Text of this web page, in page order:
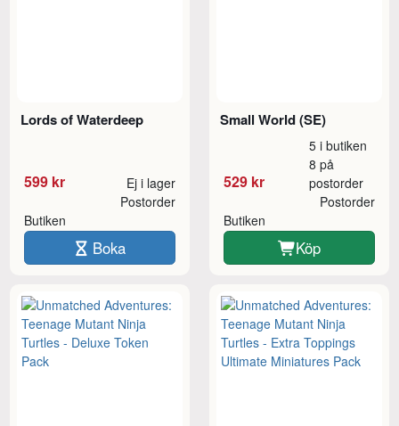
Lords of Waterdeep
599 kr Ej i lager
Butiken
Postorder
Boka
Small World (SE)
529 kr
5 i butiken
8 på
postorder
Butiken
Postorder
Köp